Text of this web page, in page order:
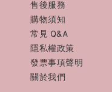
售後服務
購物須知
常見 Q&A
隱私權政策
發票事項聲明
關於我們